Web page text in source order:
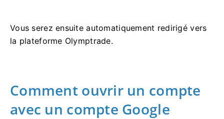
Vous serez ensuite automatiquement redirigé vers
la plateforme Olymptrade.
Comment ouvrir un compte
avec un compte Google